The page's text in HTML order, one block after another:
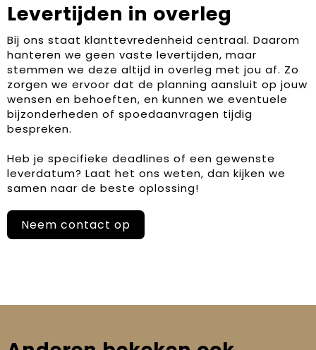
Levertijden in overleg
Bij ons staat klanttevredenheid centraal. Daarom
hanteren we geen vaste levertijden, maar
stemmen we deze altijd in overleg met jou af. Zo
zorgen we ervoor dat de planning aansluit op jouw
wensen en behoeften, en kunnen we eventuele
bijzonderheden of spoedaanvragen tijdig
bespreken.
Heb je specifieke deadlines of een gewenste
leverdatum? Laat het ons weten, dan kijken we
samen naar de beste oplossing!
Neem contact op